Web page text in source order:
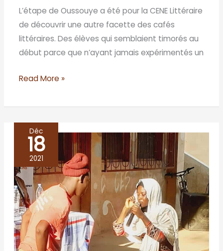
L’étape de Oussouye a été pour la CENE Littéraire
de découvrir une autre facette des cafés
littéraires. Des élèves qui semblaient timorés au
début parce que n’ayant jamais expérimentés un
Read More »
Déc
18
2021
BIGNONA,
Royaume
du
slam